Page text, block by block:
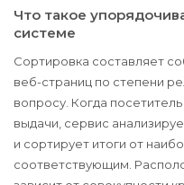
Что такое
системе
Сортировка составляет
веб-страниц по степени
вопросу. Когда
выдачи, сервис
и сортирует итоги от
соответствующим.